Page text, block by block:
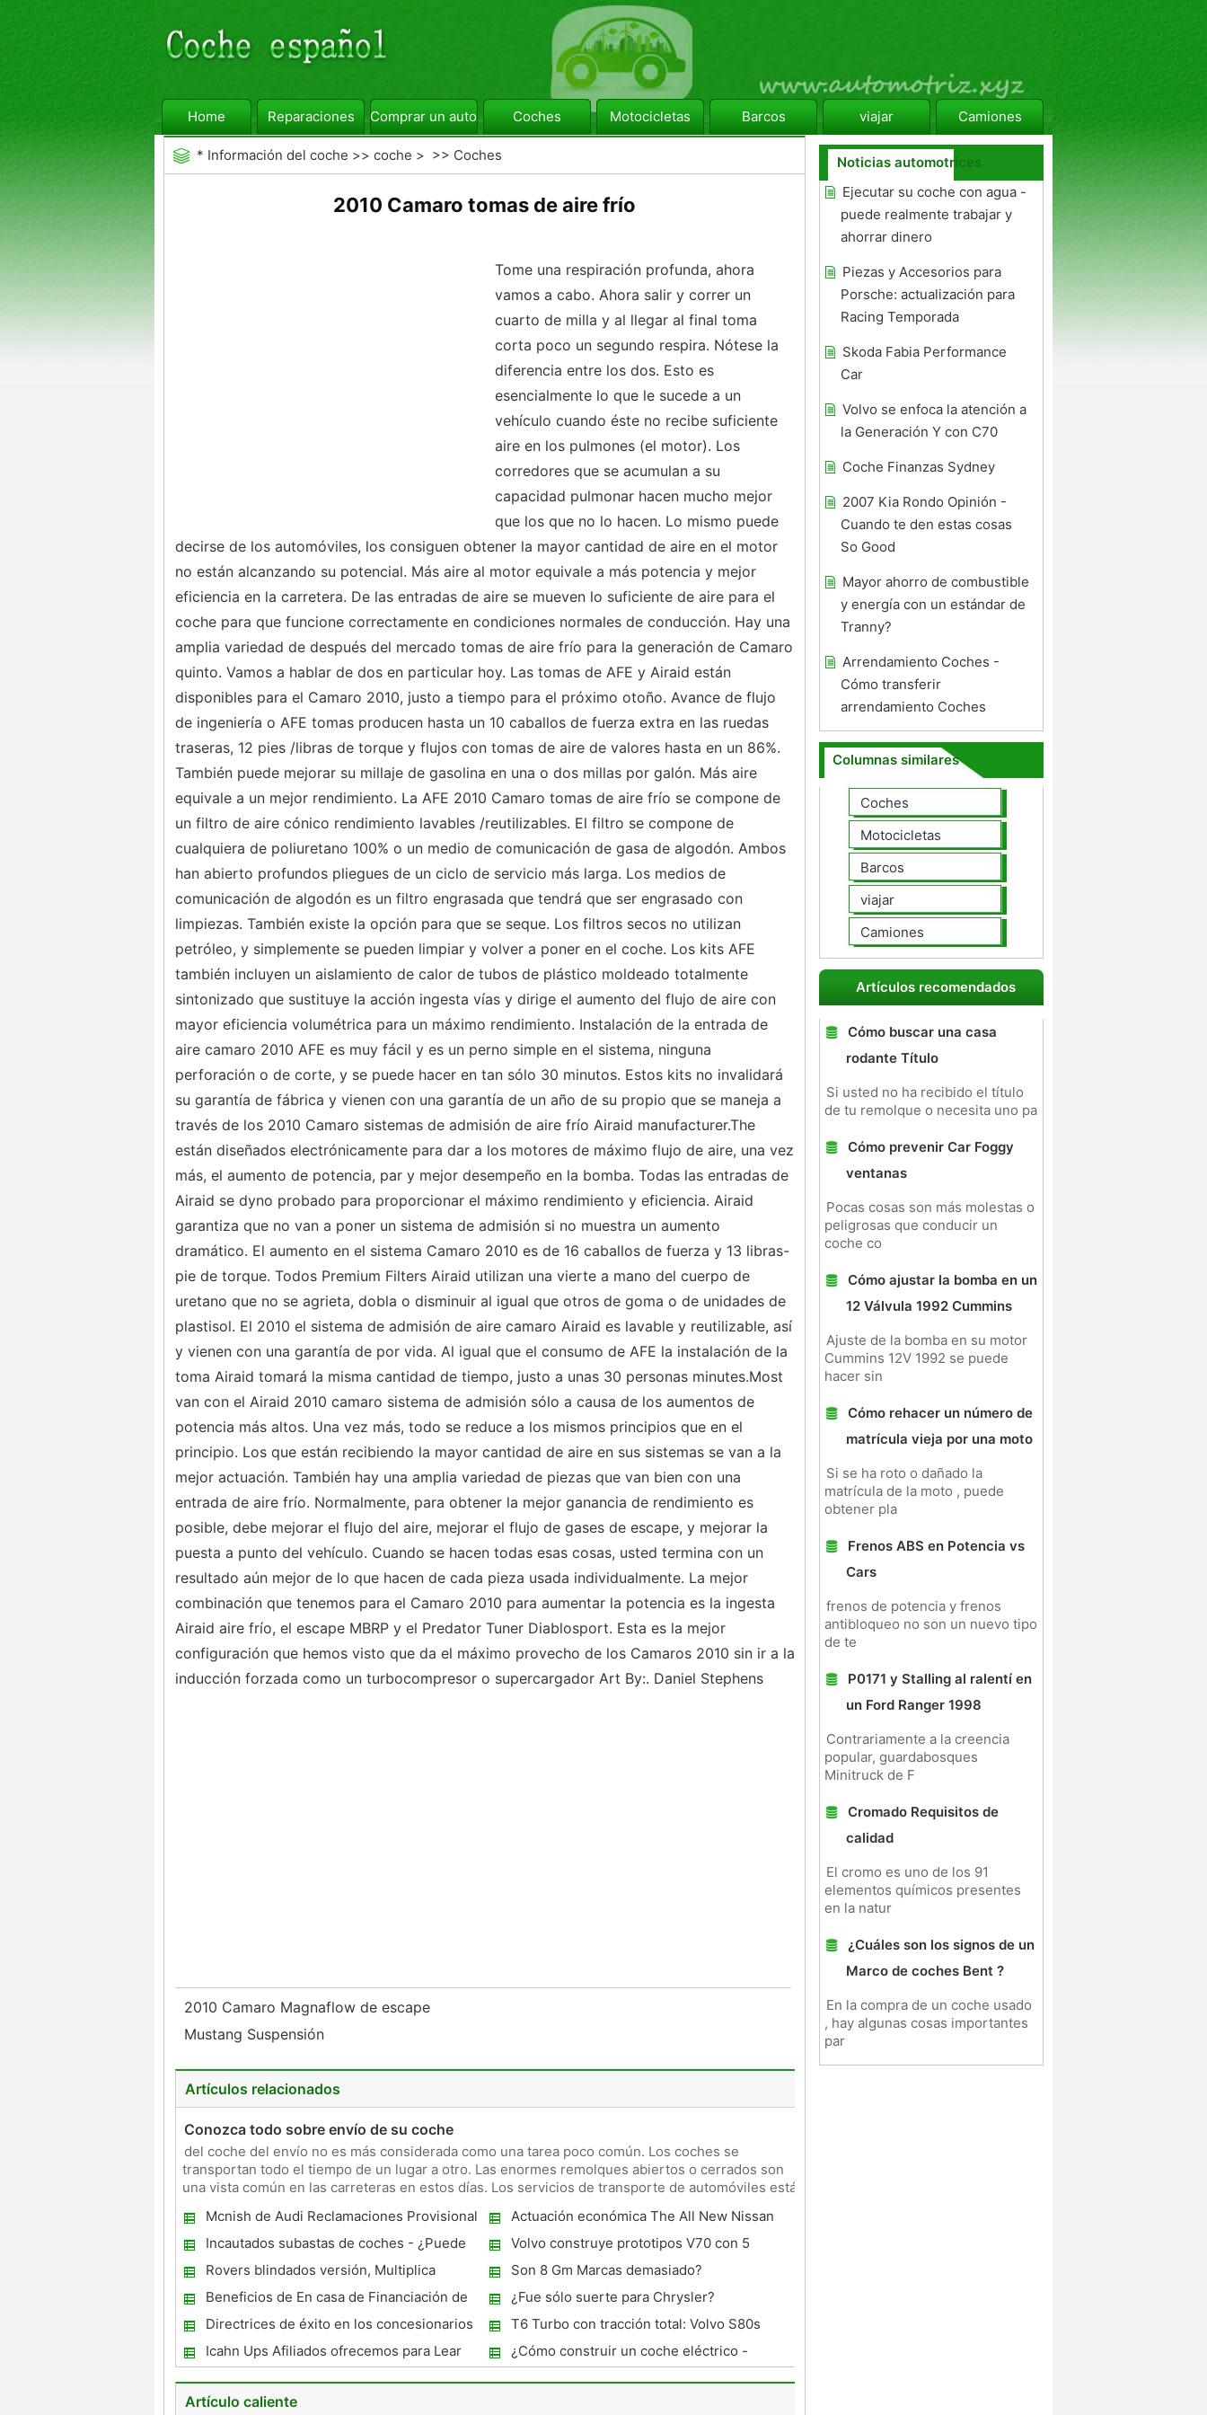
Home Reparaciones Comprar un automóvil Coches Motocicletas Barcos viajar Camiones
* Información del coche >> coche > >> Coches
2010 Camaro tomas de aire frío
Tome una respiración profunda, ahora
vamos a cabo. Ahora salir y correr un
cuarto de milla y al llegar al final toma
corta poco un segundo respira. Nótese la
diferencia entre los dos. Esto es
esencialmente lo que le sucede a un
vehículo cuando éste no recibe suficiente
aire en los pulmones (el motor). Los
corredores que se acumulan a su
capacidad pulmonar hacen mucho mejor
que los que no lo hacen. Lo mismo puede
decirse de los automóviles, los consiguen obtener la mayor cantidad de aire en el motor
no están alcanzando su potencial. Más aire al motor equivale a más potencia y mejor
eficiencia en la carretera. De las entradas de aire se mueven lo suficiente de aire para el
coche para que funcione correctamente en condiciones normales de conducción. Hay una
amplia variedad de después del mercado tomas de aire frío para la generación de Camaro
quinto. Vamos a hablar de dos en particular hoy. Las tomas de AFE y Airaid están
disponibles para el Camaro 2010, justo a tiempo para el próximo otoño. Avance de flujo
de ingeniería o AFE tomas producen hasta un 10 caballos de fuerza extra en las ruedas
traseras, 12 pies /libras de torque y flujos con tomas de aire de valores hasta en un 86%.
También puede mejorar su millaje de gasolina en una o dos millas por galón. Más aire
equivale a un mejor rendimiento. La AFE 2010 Camaro tomas de aire frío se compone de
un filtro de aire cónico rendimiento lavables /reutilizables. El filtro se compone de
cualquiera de poliuretano 100% o un medio de comunicación de gasa de algodón. Ambos
han abierto profundos pliegues de un ciclo de servicio más larga. Los medios de
comunicación de algodón es un filtro engrasada que tendrá que ser engrasado con
limpiezas. También existe la opción para que se seque. Los filtros secos no utilizan
petróleo, y simplemente se pueden limpiar y volver a poner en el coche. Los kits AFE
también incluyen un aislamiento de calor de tubos de plástico moldeado totalmente
sintonizado que sustituye la acción ingesta vías y dirige el aumento del flujo de aire con
mayor eficiencia volumétrica para un máximo rendimiento. Instalación de la entrada de
aire camaro 2010 AFE es muy fácil y es un perno simple en el sistema, ninguna
perforación o de corte, y se puede hacer en tan sólo 30 minutos. Estos kits no invalidará
su garantía de fábrica y vienen con una garantía de un año de su propio que se maneja a
través de los 2010 Camaro sistemas de admisión de aire frío Airaid manufacturer.The
están diseñados electrónicamente para dar a los motores de máximo flujo de aire, una vez
más, el aumento de potencia, par y mejor desempeño en la bomba. Todas las entradas de
Airaid se dyno probado para proporcionar el máximo rendimiento y eficiencia. Airaid
garantiza que no van a poner un sistema de admisión si no muestra un aumento
dramático. El aumento en el sistema Camaro 2010 es de 16 caballos de fuerza y ​​13 libras-
pie de torque. Todos Premium Filters Airaid utilizan una vierte a mano del cuerpo de
uretano que no se agrieta, dobla o disminuir al igual que otros de goma o de unidades de
plastisol. El 2010 el sistema de admisión de aire camaro Airaid es lavable y reutilizable, así
y vienen con una garantía de por vida. Al igual que el consumo de AFE la instalación de la
toma Airaid tomará la misma cantidad de tiempo, justo a unas 30 personas minutes.Most
van con el Airaid 2010 camaro sistema de admisión sólo a causa de los aumentos de
potencia más altos. Una vez más, todo se reduce a los mismos principios que en el
principio. Los que están recibiendo la mayor cantidad de aire en sus sistemas se van a la
mejor actuación. También hay una amplia variedad de piezas que van bien con una
entrada de aire frío. Normalmente, para obtener la mejor ganancia de rendimiento es
posible, debe mejorar el flujo del aire, mejorar el flujo de gases de escape, y mejorar la
puesta a punto del vehículo. Cuando se hacen todas esas cosas, usted termina con un
resultado aún mejor de lo que hacen de cada pieza usada individualmente. La mejor
combinación que tenemos para el Camaro 2010 para aumentar la potencia es la ingesta
Airaid aire frío, el escape MBRP y el Predator Tuner Diablosport. Esta es la mejor
configuración que hemos visto que da el máximo provecho de los Camaros 2010 sin ir a la
inducción forzada como un turbocompresor o supercargador Art By:. Daniel Stephens
2010 Camaro Magnaflow de escape
Mustang Suspensión
Artículos relacionados
Conozca todo sobre envío de su coche
del coche del envío no es más considerada como una tarea poco común. Los coches se
transportan todo el tiempo de un lugar a otro. Las enormes remolques abiertos o cerrados son
una vista común en las carreteras en estos días. Los servicios de transporte de automóviles están
Mcnish de Audi Reclamaciones Provisional
primera fila en Le Mans
Actuación económica The All New Nissan
Skyline R33 Gts25-t .......
Incautados subastas de coches - ¿Puede
usted realmente conseguir una oferta
Volvo construye prototipos V70 con 5
Combustibles
Rovers blindados versión, Multiplica
Son 8 Gm Marcas demasiado?
Beneficios de En casa de Financiación de
coches
¿Fue sólo suerte para Chrysler?
Directrices de éxito en los concesionarios
de coches
T6 Turbo con tracción total: Volvo S80s
Nueva Driveline
Icahn Ups Afiliados ofrecemos para Lear
¿Cómo construir un coche eléctrico -
conversión de coches eléctricos
Artículo caliente
Noticias automotrices
Ejecutar su coche con agua -
puede realmente trabajar y
ahorrar dinero
Piezas y Accesorios para
Porsche: actualización para
Racing Temporada
Skoda Fabia Performance
Car
Volvo se enfoca la atención a
la Generación Y con C70
Coche Finanzas Sydney
2007 Kia Rondo Opinión -
Cuando te den estas cosas
So Good
Mayor ahorro de combustible
y energía con un estándar de
Tranny?
Arrendamiento Coches -
Cómo transferir
arrendamiento Coches
Columnas similares
Coches
Motocicletas
Barcos
viajar
Camiones
Artículos recomendados
Cómo buscar una casa
rodante Título
Si usted no ha recibido el título
de tu remolque o necesita uno pa
Cómo prevenir Car Foggy
ventanas
Pocas cosas son más molestas o
peligrosas que conducir un
coche co
Cómo ajustar la bomba en un
12 Válvula 1992 Cummins
Ajuste de la bomba en su motor
Cummins 12V 1992 se puede
hacer sin
Cómo rehacer un número de
matrícula vieja por una moto
Si se ha roto o dañado la
matrícula de la moto , puede
obtener pla
Frenos ABS en Potencia vs
Cars
frenos de potencia y frenos
antibloqueo no son un nuevo tipo
de te
P0171 y Stalling al ralentí en
un Ford Ranger 1998
Contrariamente a la creencia
popular, guardabosques
Minitruck de F
Cromado Requisitos de
calidad
El cromo es uno de los 91
elementos químicos presentes
en la natur
¿Cuáles son los signos de un
Marco de coches Bent ?
En la compra de un coche usado
, hay algunas cosas importantes
par